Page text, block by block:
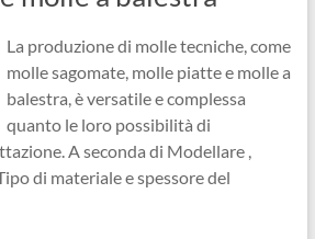
La produzione di molle tecniche, come
molle sagomate, molle piatte e molle a
balestra, è versatile e complessa
quanto le loro possibilità di
A seconda di Modellare ,
di materiale e spessore del